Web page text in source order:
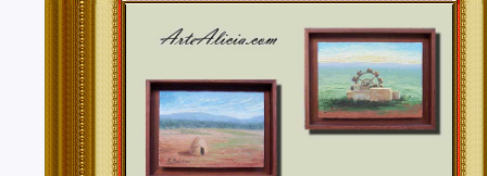
Valencia, Valladolid, Vizcaya, Zamora, Zaragoza.
También realizo envíos de mis cuadros o pinturas
lugares del mundo como pueden ser Estados Unidos,
Alemania, Gran Bretaña, Francia, Argentina, Italia...